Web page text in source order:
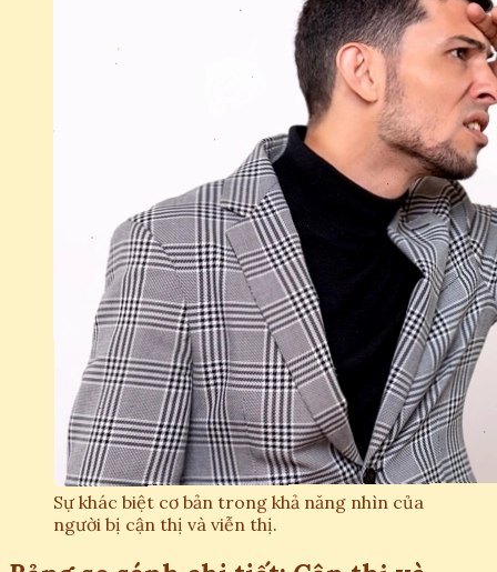
Sự khác biệt cơ bản trong khả năng nhìn của
người bị cận thị và viễn thị.